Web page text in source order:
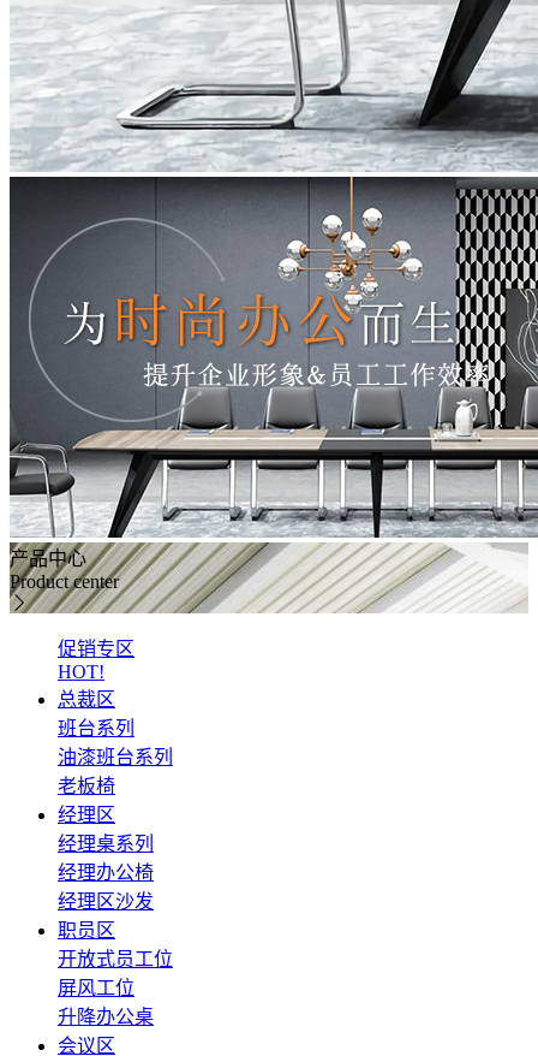
产品中心
Product center
促销专区
HOT!
总裁区
班台系列
油漆班台系列
老板椅
经理区
经理桌系列
经理办公椅
经理区沙发
职员区
开放式员工位
屏风工位
升降办公桌
会议区